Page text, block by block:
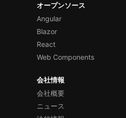
オープンソース
Angular
Blazor
React
Web Components
会社情報
会社概要
ニュース